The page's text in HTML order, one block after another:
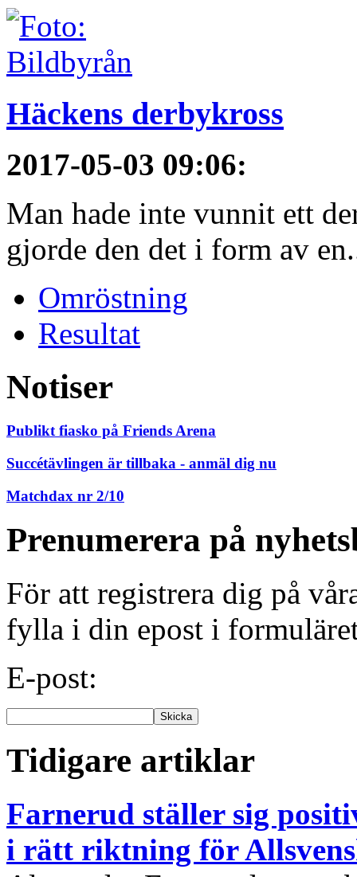
Häckens derbykross
2017-05-03 09:06:
Man hade inte vunnit ett
gjorde den det i form av
Omröstning
Resultat
Notiser
Publikt fiasko på Friends Arena
Succétävlingen är tillbaka - anmäl dig nu
Matchdax nr 2/10
Prenumerera på
För att registrera dig på
fylla i din epost i
E-post:
Tidigare artiklar
Farnerud ställer sig
i rätt riktning för